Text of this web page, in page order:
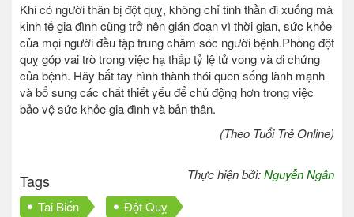
Khi có người thân bị đột quỵ, không chỉ tinh thần đi xuống mà
kinh tế gia đình cũng trở nên gián đoạn vì thời gian, sức khỏe
của mọi người đều tập trung chăm sóc người bệnh.Phòng đột
quỵ góp vai trò trong việc hạ thấp tỷ lệ tử vong và di chứng
của bệnh. Hãy bắt tay hình thành thói quen sống lành mạnh
và bổ sung các chất thiết yếu để chủ động hơn trong việc
bảo vệ sức khỏe gia đình và bản thân.
(Theo Tuổi Trẻ Online)
Thực hiện bởi:Nguyễn Ngân
Tags
Tai Biến Đột Quỵ